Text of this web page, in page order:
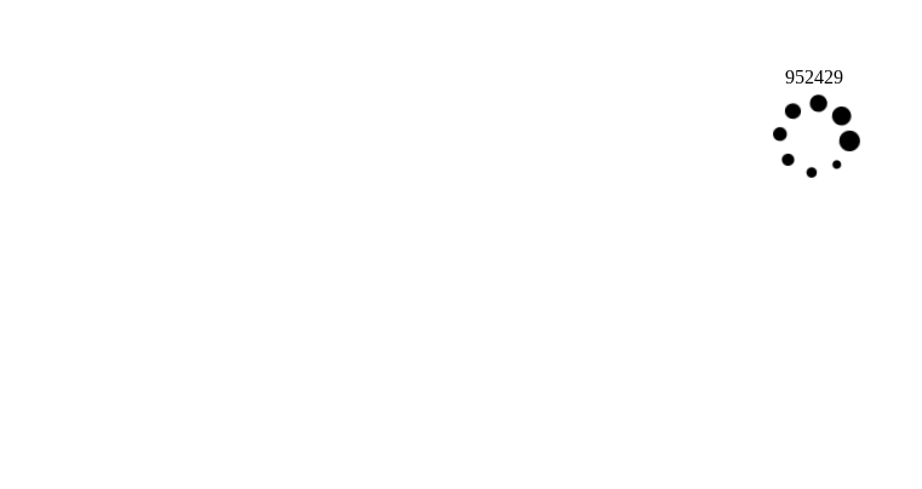
952429